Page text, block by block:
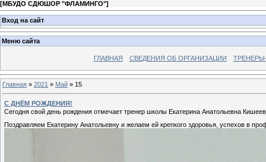
[МБУДО СДЮШОР "ФЛАМИНГО"]
Вход на сайт
Меню сайта
ГЛАВНАЯ СВЕДЕНИЯ ОБ ОРГАНИЗАЦИИ
Главная » 2021 » Май » 15
С ДНЁМ РОЖДЕНИЯ!
Сегодня свой день рождения отмечает тренер школы Екатерина Анатольевна
Поздравляем Екатерину Анатольевну и желаем ей крепкого здоровья, успехов в